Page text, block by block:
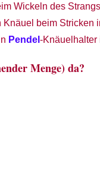
Wickeln des
Knäuel beim Stricken
Pendel-Knäuelhalter
Menge) da?